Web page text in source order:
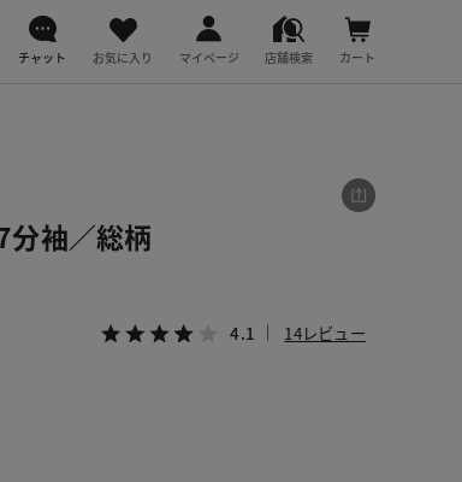
チャット お気に入り マイページ 店舗検索 カート
分袖／総柄
4.1 14レビュー